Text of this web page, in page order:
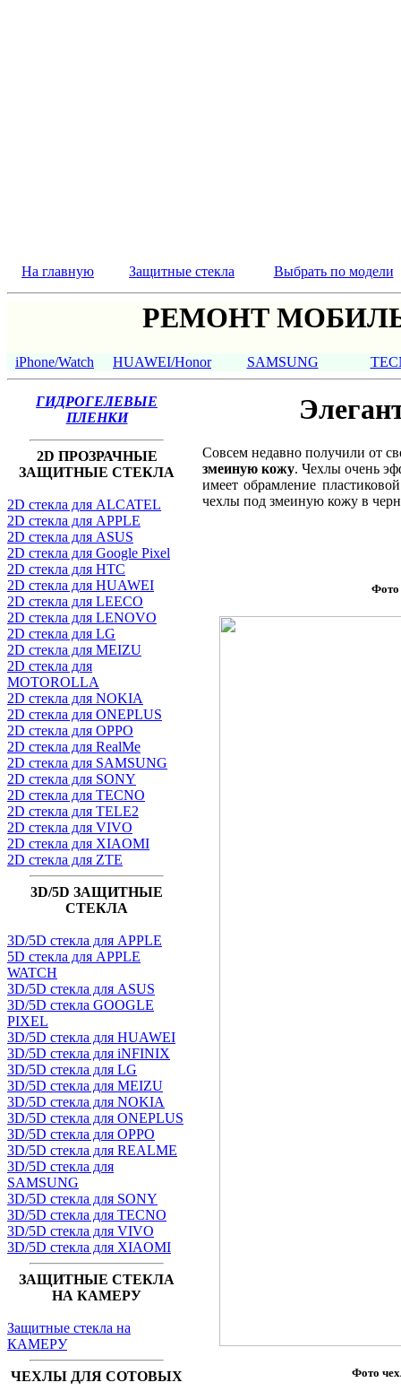
На главную Защитные стекла Выбрать по модели
РЕМОНТ
iPhone/Watch HUAWEI/Honor SAMSUNG
ГИДРОГЕЛЕВЫЕ
ПЛЕНКИ
2D ПРОЗРАЧНЫЕ
ЗАЩИТНЫЕ СТЕКЛА
2D стекла для ALCATEL
2D стекла для APPLE
2D стекла для ASUS
2D стекла для Google Pixel
2D стекла для HTC
2D стекла для HUAWEI
2D стекла для LEECO
2D стекла для LENOVO
2D стекла для LG
2D стекла для MEIZU
2D стекла для
MOTOROLLA
2D стекла для NOKIA
2D стекла для ONEPLUS
2D стекла для OPPO
2D стекла для RealMe
2D стекла для SAMSUNG
2D стекла для SONY
2D стекла для TECNO
2D стекла для TELE2
2D стекла для VIVO
2D стекла для XIAOMI
2D стекла для ZTE
3D/5D ЗАЩИТНЫЕ
СТЕКЛА
3D/5D стекла для APPLE
5D стекла для APPLE
WATCH
3D/5D стекла для ASUS
3D/5D стекла GOOGLE
PIXEL
3D/5D стекла для HUAWEI
3D/5D стекла для iNFINIX
3D/5D стекла для LG
3D/5D стекла для MEIZU
3D/5D стекла для NOKIA
3D/5D стекла для ONEPLUS
3D/5D стекла для OPPO
3D/5D стекла для REALME
3D/5D стекла для
SAMSUNG
3D/5D стекла для SONY
3D/5D стекла для TECNO
3D/5D стекла для VIVO
3D/5D стекла для XIAOMI
ЗАЩИТНЫЕ СТЕКЛА
НА КАМЕРУ
Защитные стекла на
КАМЕРУ
ЧЕХЛЫ ДЛЯ СОТОВЫХ
Совсем недавно получили от
змеиную кожу. Чехлы очень
имеет обрамление
чехлы под змеиную кожу в
Фото